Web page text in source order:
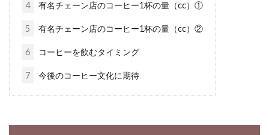
するなら、はちみつで代用
甘～い飲み物が好きな方って、沢山いらっしゃ
いますよね。甘い飲み物を飲むと、気持ちがホ
4 有名チェーン店のコーヒー1杯の量（cc）①
5 有名チェーン店のコーヒー1杯の量（cc）②
6 コーヒーを飲むタイミング
7 今後のコーヒー文化に期待